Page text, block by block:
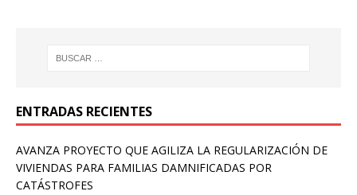
ENTRADAS RECIENTES
AVANZA PROYECTO QUE AGILIZA LA REGULARIZACIÓN DE
VIVIENDAS PARA FAMILIAS DAMNIFICADAS POR
CATÁSTROFES